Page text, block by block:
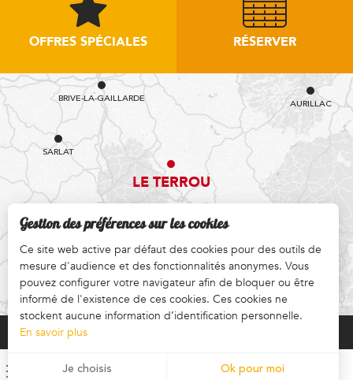
OFFRES SPÉCIALES RÉSERVER
BRIVE-LA-GAILLARDE
AURILLAC
RODEZ
LE TERROU
SARLAT
COMMENT VENIR ?
Gestion des préférences sur les cookies
Ce site web active par défaut des cookies pour des outils de
mesure d'audience et des fonctionnalités anonymes. Vous
pouvez configurer votre navigateur afin de bloquer ou être
informé de l'existence de ces cookies. Ces cookies ne
stockent aucune information d’identification personnelle.
En savoir plus
Je choisis Ok pour moi